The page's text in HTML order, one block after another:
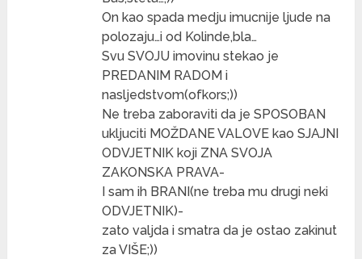
On kao spada medju imucnije ljude na
polozaju…i od Kolinde,bla…
Svu SVOJU imovinu stekao je
PREDANIM RADOM i
nasljedstvom(ofkors;))
Ne treba zaboraviti da je SPOSOBAN
ukljuciti MOŽDANE VALOVE kao SJAJNI
ODVJETNIK koji ZNA SVOJA
ZAKONSKA PRAVA-
I sam ih BRANI(ne treba mu drugi neki
ODVJETNIK)-
zato valjda i smatra da je ostao zakinut
za VIŠE;))